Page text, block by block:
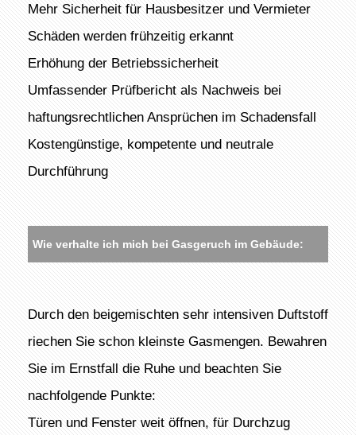
Mehr Sicherheit für Hausbesitzer und Vermieter
Schäden werden frühzeitig erkannt
Erhöhung der Betriebssicherheit
Umfassender Prüfbericht als Nachweis bei
haftungsrechtlichen Ansprüchen im Schadensfall
Kostengünstige, kompetente und neutrale
Durchführung
Wie verhalte ich mich bei Gasgeruch im Gebäude:
Durch den beigemischten sehr intensiven Duftstoff
riechen Sie schon kleinste Gasmengen. Bewahren
Sie im Ernstfall die Ruhe und beachten Sie
nachfolgende Punkte:
Türen und Fenster weit öffnen, für Durchzug